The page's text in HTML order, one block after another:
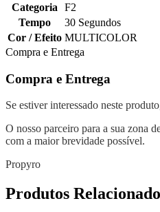
Categoria
F2
Tempo
30 Segundos
Cor / Efeito MULTICOLOR
Compra e Entrega
Compra e Entrega
Se estiver interessado neste
O nosso parceiro para a sua zona
com a maior brevidade possível.
Propyro
Produtos